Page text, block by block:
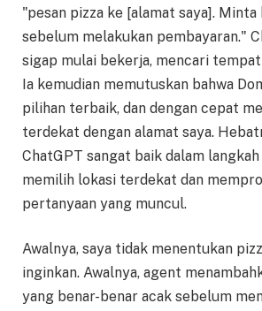
"pesan pizza ke [alamat saya].
sebelum melakukan pembayaran."
sigap mulai bekerja, mencari
Ia kemudian memutuskan bahwa
pilihan terbaik, dan dengan cepat
terdekat dengan alamat saya.
ChatGPT sangat baik dalam
memilih lokasi terdekat dan
pertanyaan yang muncul.
Awalnya, saya tidak menentukan
inginkan. Awalnya, agent
yang benar-benar acak sebelum